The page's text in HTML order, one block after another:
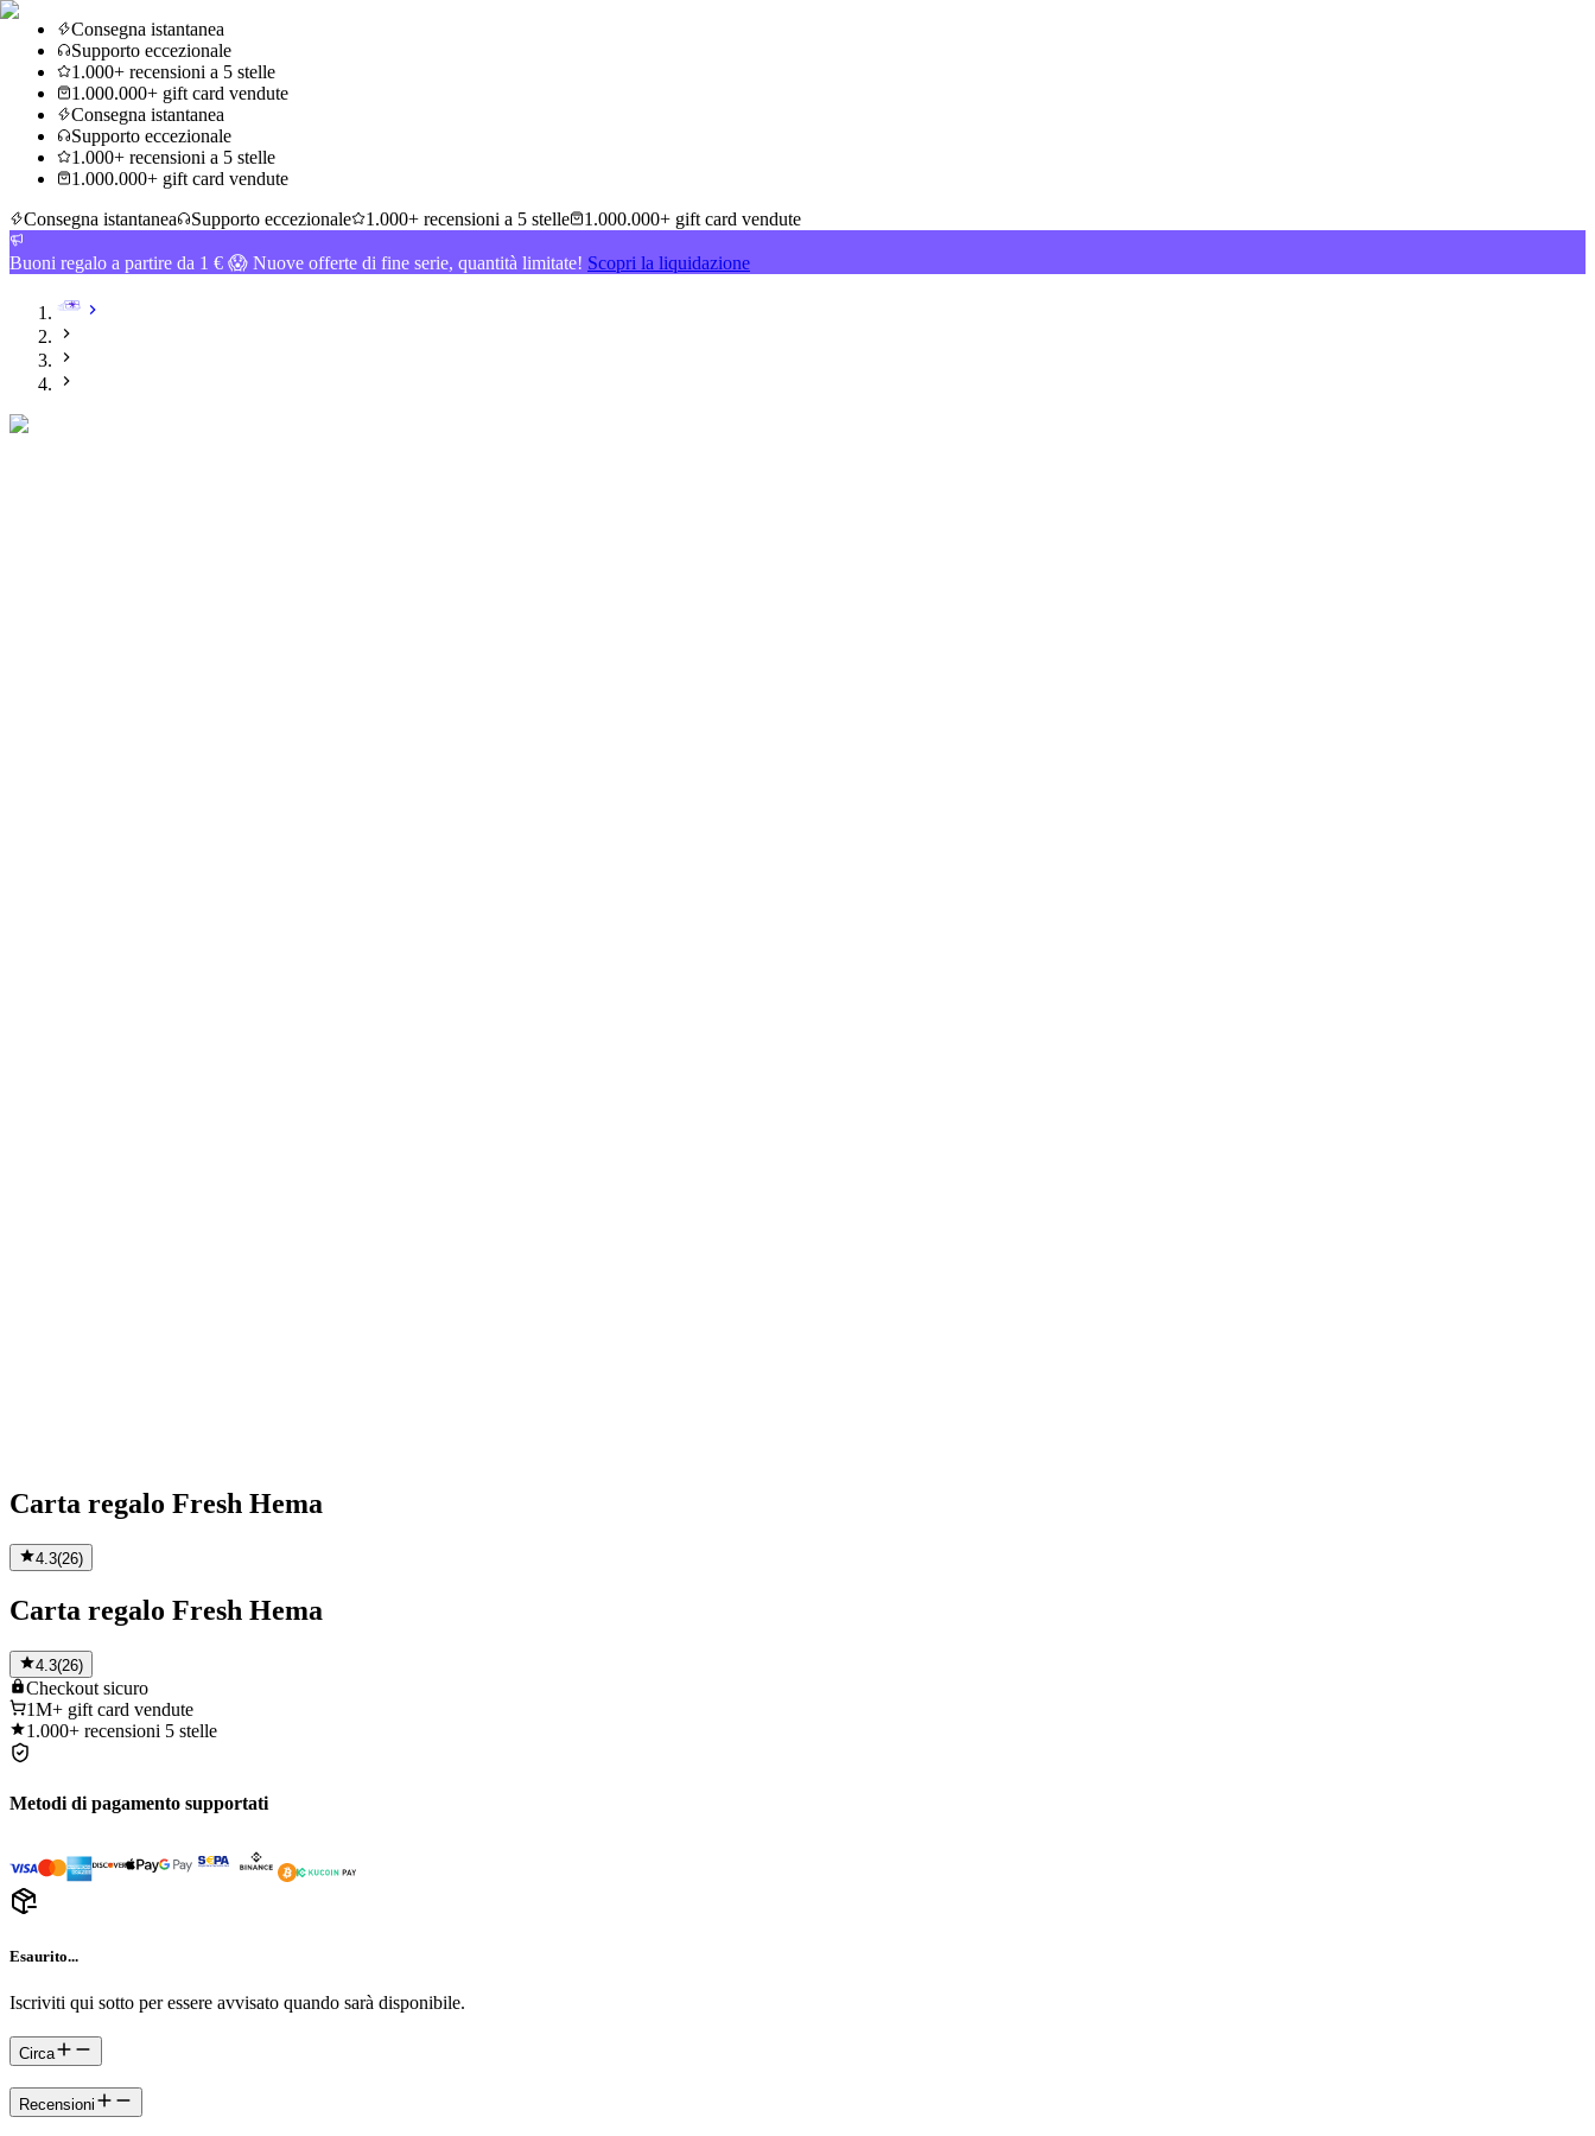
Consegna istantanea
Supporto eccezionale
1.000+ recensioni a 5 stelle
1.000.000+ gift card vendute
Consegna istantanea
Supporto eccezionale
1.000+ recensioni a 5 stelle
1.000.000+ gift card vendute
Consegna istantanea
Supporto eccezionale 1.000+ recensioni a 5 stelle 1.000.000+ gift card vendute
Buoni regalo a partire da 1 € 😱 Nuove offerte di fine serie, quantità limitate! Scopri la liquidazione
Carta regalo Fresh Hema
4.3(26)
Carta regalo Fresh Hema
4.3(26)
Checkout sicuro
1M+ gift card vendute
1.000+ recensioni 5 stelle
Metodi di pagamento supportati
Esaurito...
Iscriviti qui sotto per essere avvisato quando sarà disponibile.
Circa
Recensioni